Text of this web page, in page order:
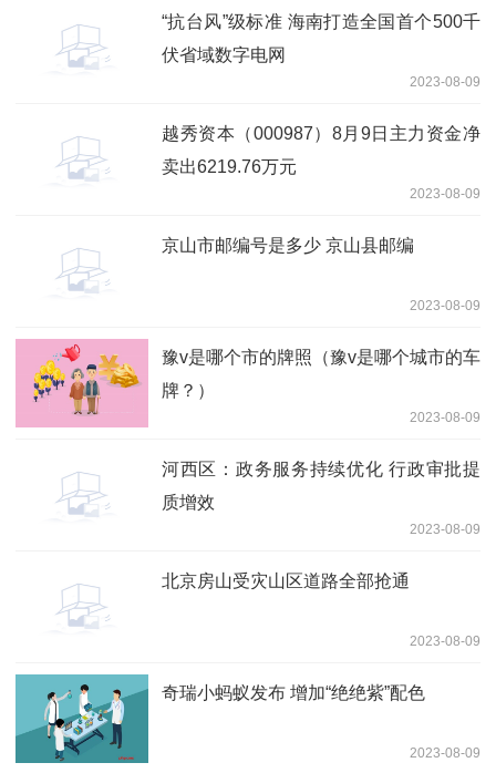
“抗台风”级标准 海南打造全国首个500千
伏省域数字电网
2023-08-09
越秀资本（000987）8月9日主力资金净
卖出6219.76万元
2023-08-09
京山市邮编号是多少 京山县邮编
2023-08-09
豫v是哪个市的牌照（豫v是哪个城市的车
牌？）
2023-08-09
河西区：政务服务持续优化 行政审批提
质增效
2023-08-09
北京房山受灾山区道路全部抢通
2023-08-09
奇瑞小蚂蚁发布 增加“绝绝紫”配色
2023-08-09